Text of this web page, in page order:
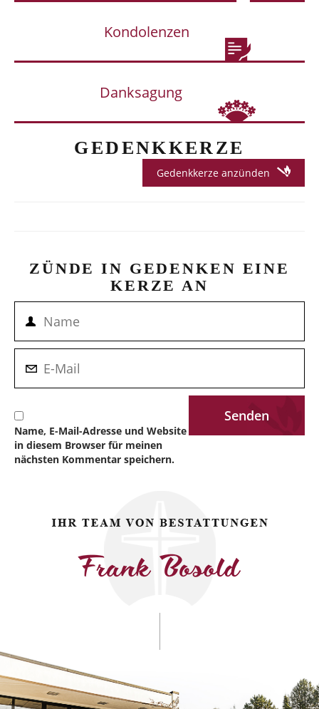
Kondolenzen
Danksagung
GEDENKKERZE
Gedenkkerze anzünden
ZÜNDE IN GEDENKEN EINE
KERZE AN
Name, E-Mail-Adresse und Website
in diesem Browser für meinen
nächsten Kommentar speichern.